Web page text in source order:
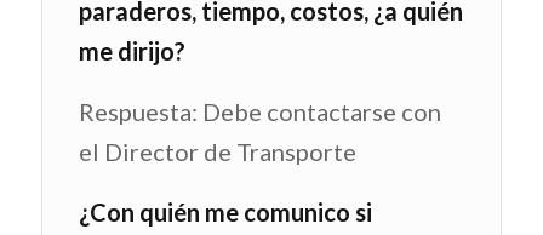
paraderos, tiempo, costos, ¿a quién
me dirijo?
Respuesta: Debe contactarse con
el Director de Transporte
¿Con quién me comunico si